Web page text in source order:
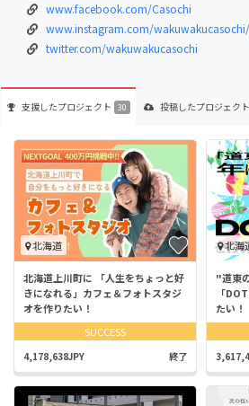
www.facebook.com/Casochi
www.instagram.com/wakuwakucasochi/
twitter.com/wakuwakucasochi
支援したプロジェクト 30 投稿したプロジェクト
北海道
北海道上川町に 「人生をちょっと好
きになれる」カフェ＆フォトスタジ
オを作りたい！
SUCCESS
4,178,638JPY 終了
北海
"道東
「
たい！